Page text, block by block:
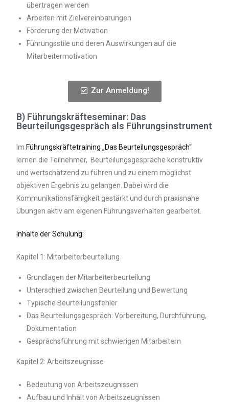
übertragen werden
Arbeiten mit Zielvereinbarungen
Förderung der Motivation
Führungsstile und deren Auswirkungen auf die
Mitarbeitermotivation
Zur Anmeldung!
B) Führungskräfteseminar: Das
Beurteilungsgespräch als Führungsinstrument
ImFührungskräftetraining „Das Beurteilungsgespräch“
lernen die Teilnehmer, Beurteilungsgespräche konstruktiv
und wertschätzend zu führen und zu einem möglichst
objektiven Ergebnis zu gelangen. Dabei wird die
Kommunikationsfähigkeit gestärkt und durch praxisnahe
Übungen aktiv am eigenen Führungsverhalten gearbeitet.
Inhalte der Schulung:
Kapitel 1: Mitarbeiterbeurteilung
Grundlagen der Mitarbeiterbeurteilung
Unterschied zwischen Beurteilung und Bewertung
Typische Beurteilungsfehler
Das Beurteilungsgespräch: Vorbereitung, Durchführung,
Dokumentation
Gesprächsführung mit schwierigen Mitarbeitern
Kapitel 2: Arbeitszeugnisse
Bedeutung von Arbeitszeugnissen
Aufbau und Inhalt von Arbeitszeugnissen